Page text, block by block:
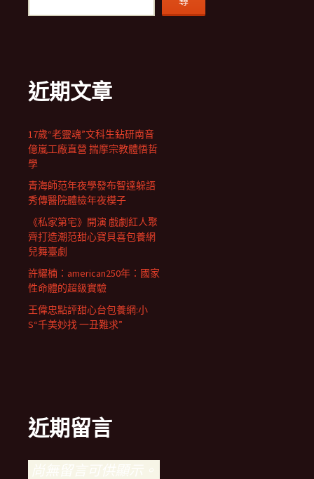
近期文章
17歲“老靈魂”文科生鉆研南音
億嵐工廠直營 揣摩宗教體悟哲
學
青海師范年夜學發布智達躲語
秀傳醫院體檢年夜模子
《私家第宅》開演 戲劇紅人聚
齊打造潮范甜心寶貝喜包養網
兒舞臺劇
許耀楠：american250年：國家
性命體的超級實驗
王偉忠點評甜心台包養網:小
S“千美妙找 一丑難求”
近期留言
尚無留言可供顯示。